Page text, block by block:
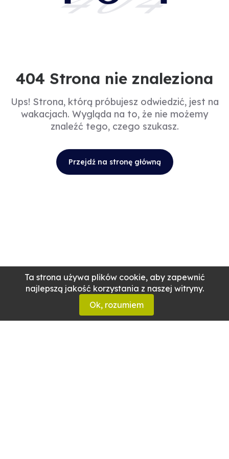
Ta strona używa plików cookie, aby zapewnić
najlepszą jakość korzystania z naszej witryny.
Ok, rozumiem
404 Strona nie znaleziona
Ups! Strona, którą próbujesz odwiedzić, jest na
wakacjach. Wygląda na to, że nie możemy
znaleźć tego, czego szukasz.
Przejdź na stronę główną